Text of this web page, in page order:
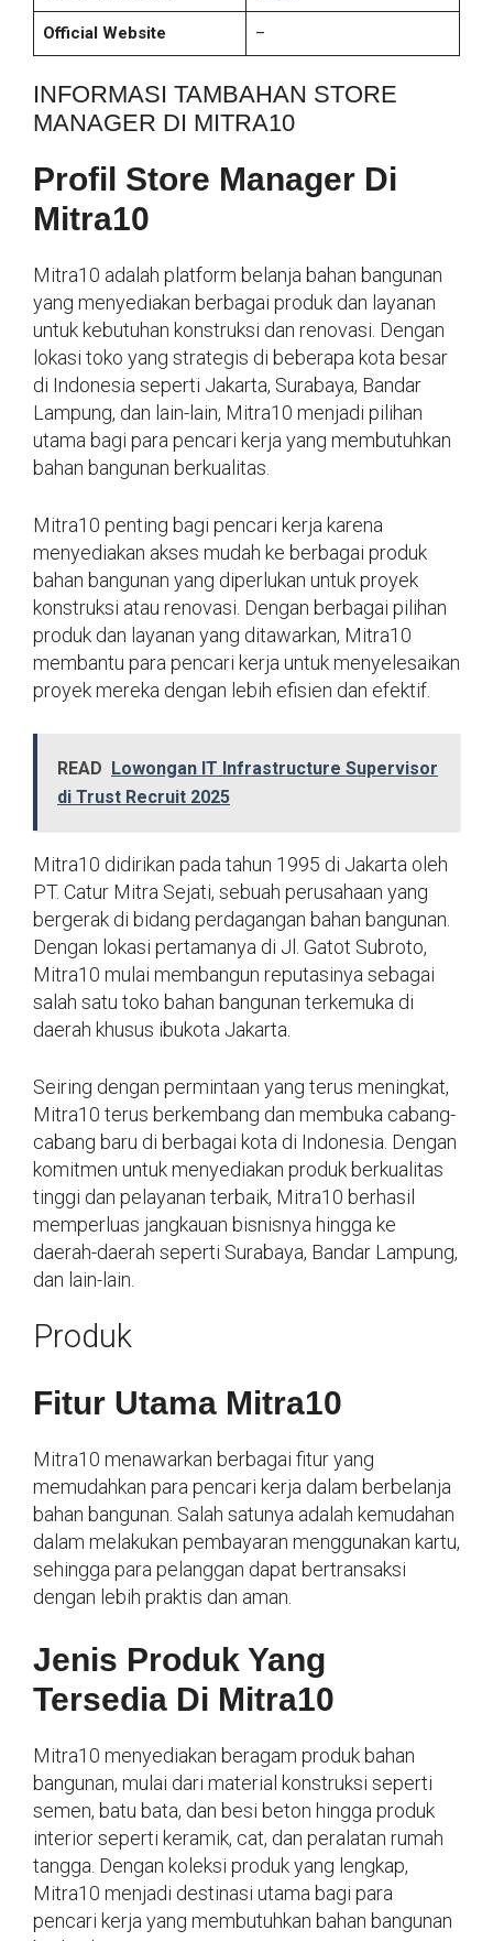
Official Website –
INFORMASI TAMBAHAN STORE
MANAGER DI MITRA10
Profil Store Manager Di
Mitra10
Mitra10 adalah platform belanja bahan bangunan
yang menyediakan berbagai produk dan layanan
untuk kebutuhan konstruksi dan renovasi. Dengan
lokasi toko yang strategis di beberapa kota besar
di Indonesia seperti Jakarta, Surabaya, Bandar
Lampung, dan lain-lain, Mitra10 menjadi pilihan
utama bagi para pencari kerja yang membutuhkan
bahan bangunan berkualitas.
Mitra10 penting bagi pencari kerja karena
menyediakan akses mudah ke berbagai produk
bahan bangunan yang diperlukan untuk proyek
konstruksi atau renovasi. Dengan berbagai pilihan
produk dan layanan yang ditawarkan, Mitra10
membantu para pencari kerja untuk menyelesaikan
proyek mereka dengan lebih efisien dan efektif.
READ
Lowongan IT Infrastructure Supervisor
di Trust Recruit 2025
Mitra10 didirikan pada tahun 1995 di Jakarta oleh
PT. Catur Mitra Sejati, sebuah perusahaan yang
bergerak di bidang perdagangan bahan bangunan.
Dengan lokasi pertamanya di Jl. Gatot Subroto,
Mitra10 mulai membangun reputasinya sebagai
salah satu toko bahan bangunan terkemuka di
daerah khusus ibukota Jakarta.
Seiring dengan permintaan yang terus meningkat,
Mitra10 terus berkembang dan membuka cabang-
cabang baru di berbagai kota di Indonesia. Dengan
komitmen untuk menyediakan produk berkualitas
tinggi dan pelayanan terbaik, Mitra10 berhasil
memperluas jangkauan bisnisnya hingga ke
daerah-daerah seperti Surabaya, Bandar Lampung,
dan lain-lain.
Produk
Fitur Utama Mitra10
Mitra10 menawarkan berbagai fitur yang
memudahkan para pencari kerja dalam berbelanja
bahan bangunan. Salah satunya adalah kemudahan
dalam melakukan pembayaran menggunakan kartu,
sehingga para pelanggan dapat bertransaksi
dengan lebih praktis dan aman.
Jenis Produk Yang
Tersedia Di Mitra10
Mitra10 menyediakan beragam produk bahan
bangunan, mulai dari material konstruksi seperti
semen, batu bata, dan besi beton hingga produk
interior seperti keramik, cat, dan peralatan rumah
tangga. Dengan koleksi produk yang lengkap,
Mitra10 menjadi destinasi utama bagi para
pencari kerja yang membutuhkan bahan bangunan